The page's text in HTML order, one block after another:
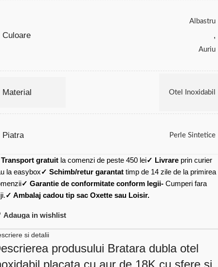
Culoare
Albastru
,
Auriu
Material Otel Inoxidabil
Piatra Perle Sintetice
Transport gratuit la comenzi de peste 450 lei✓ Livrare prin curier
la easybox✓ Schimb/retur garantat timp de 14 zile de la primirea
✓ Garantie de conformitate conform legii- Cumperi fara
✓ Ambalaj cadou tip sac Oxette sau Loisir.
Adauga in wishlist
si detalii
produsului Bratara dubla otel
placata cu aur de 18K cu sfere si